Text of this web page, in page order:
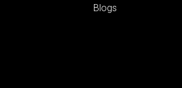
Blogs